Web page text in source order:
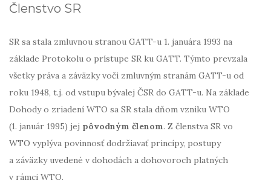
Členstvo SR
SR sa stala zmluvnou stranou GATT-u 1. januára 1993 na
základe Protokolu o prístupe SR ku GATT. Týmto prevzala
všetky práva a záväzky voči zmluvným stranám GATT-u od
roku 1948, t.j. od vstupu bývalej ČSR do GATT-u. Na základe
Dohody o zriadení WTO sa SR stala dňom vzniku WTO
(1. január 1995) jej pôvodným členom. Z členstva SR vo
WTO vyplýva povinnosť dodržiavať princípy, postupy
a záväzky uvedené v dohodách a dohovoroch platných
v rámci WTO.